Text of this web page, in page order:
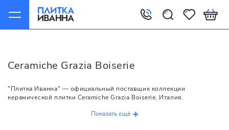
Ceramiche Grazia Boiserie
"Плитка Иванна" — официальный поставщик коллекции
керамической плитки Ceramiche Grazia Boiserie, Италия.
Показать ещё